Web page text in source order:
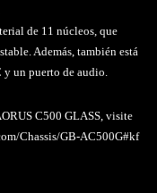
de 11 núcleos, que
Además, también está
y un puerto de audio.
C500 GLASS, visite
Chassis/GB-AC500G#kf